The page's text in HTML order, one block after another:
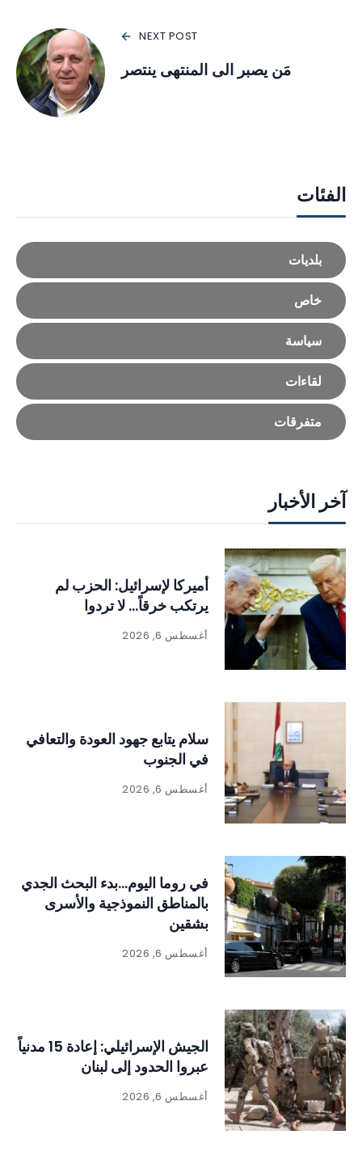
NEXT POST
مَن يصبر الى المنتهى ينتصر
الفئات
بلديات
خاص
سياسة
لقاءات
متفرقات
آخر الأخبار
أميركا لإسرائيل: الحزب لم
يرتكب خرقاً… لا تردوا
أغسطس 6, 2026
سلام يتابع جهود العودة والتعافي
في الجنوب
أغسطس 6, 2026
في روما اليوم…بدء البحث الجدي
بالمناطق النموذجية والأسرى
بشقين
أغسطس 6, 2026
الجيش الإسرائيلي: إعادة 15 مدنياً
عبروا الحدود إلى لبنان
أغسطس 6, 2026